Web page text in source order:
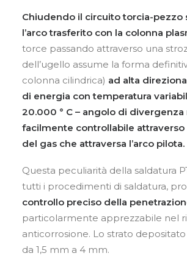
Chiudendo il circuito torcia-pezzo
l’arco trasferito con la colonna
torce passando attraverso una
dell’ugello assume la forma
colonna cilindrica) ad alta
di energia con temperatura
20.000 ° C – angolo di divergenza
facilmente controllabile attraverso
del gas che attraversa l’arco pilota.
Questa peculiarità della saldatura
tutti i procedimenti di saldatura,
controllo preciso della
particolarmente apprezzabile nel
anticorrosione. Lo strato
da 1,5 mm a 4 mm.